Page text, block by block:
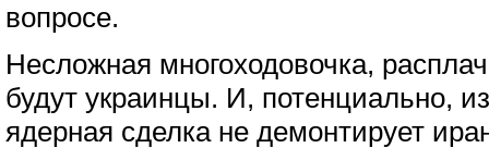
вопросе.
Несложная многоходовочка,
будут украинцы. И, потенциально,
ядерная сделка не демонтирует